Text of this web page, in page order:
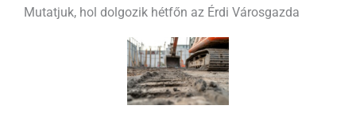
Mutatjuk, hol dolgozik hétfőn az Érdi Városgazda